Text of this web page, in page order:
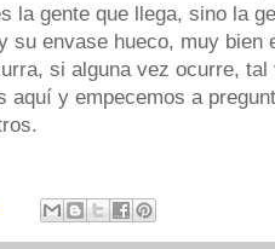
la gente que llega, sino la
su envase hueco, muy bien
si alguna vez ocurre,
aquí y empecemos a